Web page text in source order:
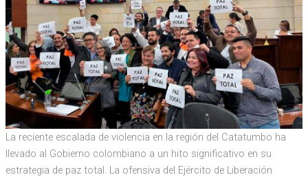
La reciente escalada de violencia en la región del Catatumbo ha
llevado al Gobierno colombiano a un hito significativo en su
estrategia de paz total. La ofensiva del Ejército de Liberación